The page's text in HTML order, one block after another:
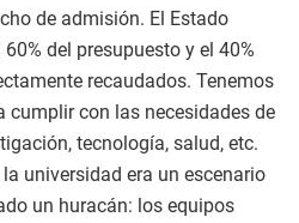
de admisión. El Estado
del presupuesto y el 40%
recaudados. Tenemos
cumplir con las necesidades de
tecnología, salud, etc.
universidad era un escenario
un huracán: los equipos